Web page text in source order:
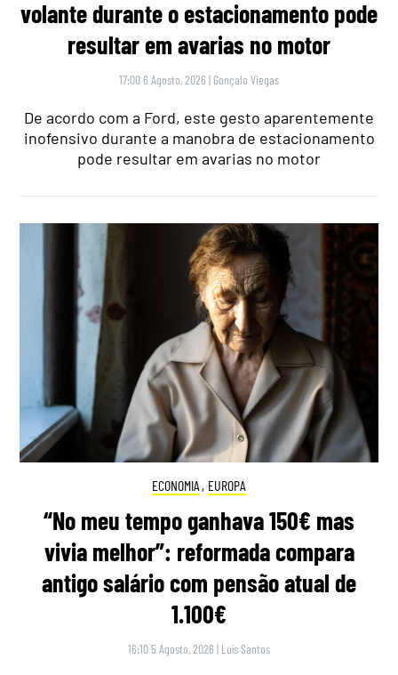
volante durante o estacionamento pode
resultar em avarias no motor
17:00 6 Agosto, 2026 | Gonçalo Viegas
De acordo com a Ford, este gesto aparentemente
inofensivo durante a manobra de estacionamento
pode resultar em avarias no motor
ECONOMIA , EUROPA
“No meu tempo ganhava 150€ mas
vivia melhor”: reformada compara
antigo salário com pensão atual de
1.100€
16:10 5 Agosto, 2026 | Luís Santos